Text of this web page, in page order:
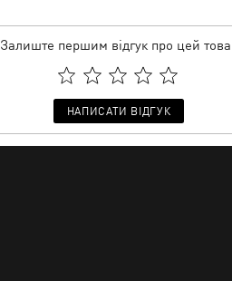
Залиште першим відгук про цей
НАПИСАТИ ВІДГУК